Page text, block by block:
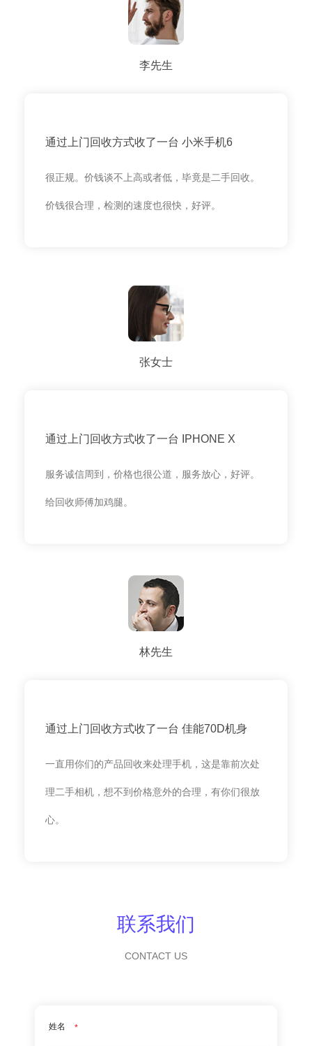
李先生
通过上门回收方式收了一台 小米手机6
很正规。价钱谈不上高或者低，毕竟是二手回收。
价钱很合理，检测的速度也很快，好评。
张女士
通过上门回收方式收了一台 IPHONE X
服务诚信周到，价格也很公道，服务放心，好评。
给回收师傅加鸡腿。
林先生
通过上门回收方式收了一台 佳能70D机身
一直用你们的产品回收来处理手机，这是靠前次处
理二手相机，想不到价格意外的合理，有你们很放
心。
联系我们
CONTACT US
姓名 *